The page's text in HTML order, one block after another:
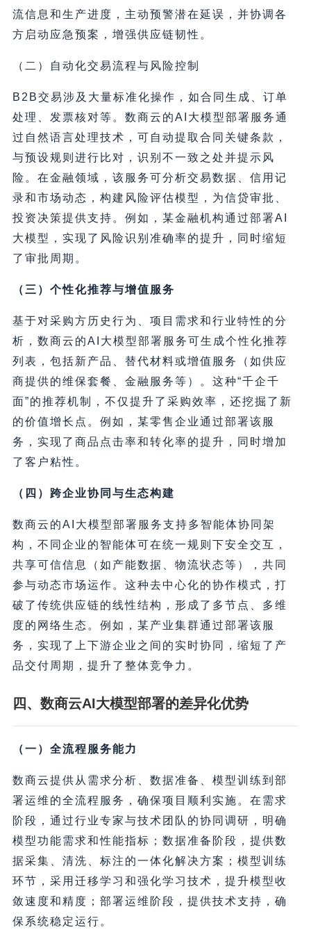
流信息和生产进度，主动预警潜在延误，并协调各
方启动应急预案，增强供应链韧性。
（二）自动化交易流程与风险控制
B2B交易涉及大量标准化操作，如合同生成、订单
处理、发票核对等。数商云的AI大模型部署服务通
过自然语言处理技术，可自动提取合同关键条款，
与预设规则进行比对，识别不一致之处并提示风
险。在金融领域，该服务可分析交易数据、信用记
录和市场动态，构建风险评估模型，为信贷审批、
投资决策提供支持。例如，某金融机构通过部署AI
大模型，实现了风险识别准确率的提升，同时缩短
了审批周期。
（三）个性化推荐与增值服务
基于对采购方历史行为、项目需求和行业特性的分
析，数商云的AI大模型部署服务可生成个性化推荐
列表，包括新产品、替代材料或增值服务（如供应
商提供的维保套餐、金融服务等）。这种“千企千
面”的推荐机制，不仅提升了采购效率，还挖掘了新
的价值增长点。例如，某零售企业通过部署该服
务，实现了商品点击率和转化率的提升，同时增加
了客户粘性。
（四）跨企业协同与生态构建
数商云的AI大模型部署服务支持多智能体协同架
构，不同企业的智能体可在统一规则下安全交互，
共享可信信息（如产能数据、物流状态等），共同
参与动态市场运作。这种去中心化的协作模式，打
破了传统供应链的线性结构，形成了多节点、多维
度的网络生态。例如，某产业集群通过部署该服
务，实现了上下游企业之间的实时协同，缩短了产
品交付周期，提升了整体竞争力。
四、数商云AI大模型部署的差异化优势
（一）全流程服务能力
数商云提供从需求分析、数据准备、模型训练到部
署运维的全流程服务，确保项目顺利实施。在需求
阶段，通过行业专家与技术团队的协同调研，明确
模型功能需求和性能指标；数据准备阶段，提供数
据采集、清洗、标注的一体化解决方案；模型训练
环节，采用迁移学习和强化学习技术，提升模型收
敛速度和精度；部署运维阶段，提供技术支持，确
保系统稳定运行。